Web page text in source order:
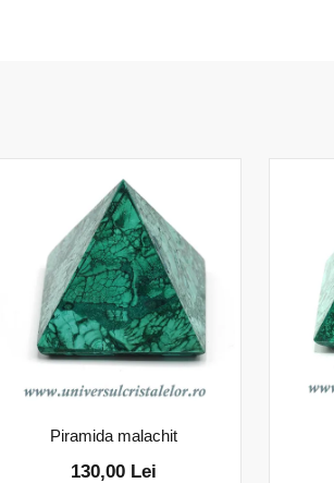
Piramida malachit
130,00 Lei